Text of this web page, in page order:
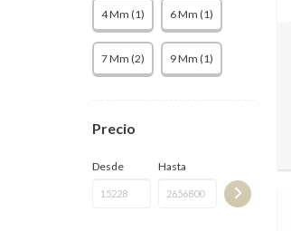
4 Mm (1) 6 Mm (1)
7 Mm (2) 9 Mm (1)
Precio
Desde Hasta